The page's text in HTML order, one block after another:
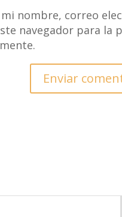
mi nombre, correo
navegador para la